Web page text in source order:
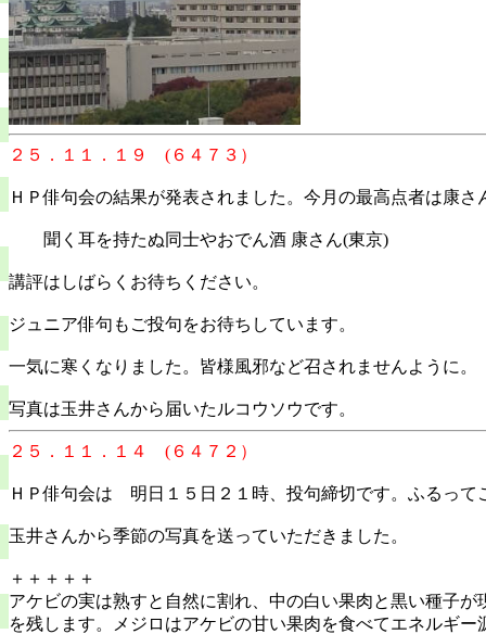
２５．１１．１９ (６４７３）
ＨＰ俳句会の結果が発表されました。今月の最高点者は康
聞く耳を持たぬ同士やおでん酒 康さん(東京)
講評はしばらくお待ちください。
ジュニア俳句もご投句をお待ちしています。
一気に寒くなりました。皆様風邪など召されませんように
写真は玉井さんから届いたルコウソウです。
２５．１１．１４ (６４７２）
ＨＰ俳句会は 明日１５日２１時、投句締切です。ふるって
玉井さんから季節の写真を送っていただきました。
＋＋＋＋＋
アケビの実は熟すと自然に割れ、中の白い果肉と黒い種子
を残します。メジロはアケビの甘い果肉を食べてエネルギ